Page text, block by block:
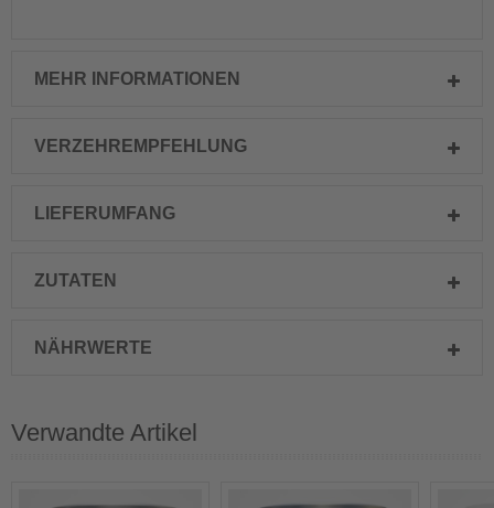
MEHR INFORMATIONEN
VERZEHREMPFEHLUNG
LIEFERUMFANG
ZUTATEN
NÄHRWERTE
Verwandte Artikel